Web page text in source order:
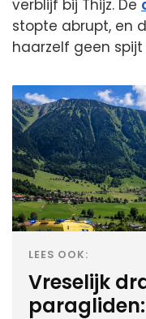
verblijf bij Thijz. De
stopte abrupt, en
haarzelf geen spijt
LEES OOK:
Vreselijk